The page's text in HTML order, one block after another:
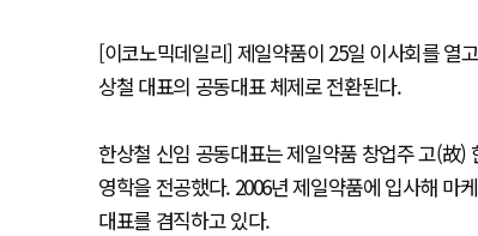
[이코노믹데일리] 제일약품이 25일 이사회를 열
상철 대표의 공동대표 체제로 전환된다.
한상철 신임 공동대표는 제일약품 창업주 고(故
영학을 전공했다. 2006년 제일약품에 입사해 마
대표를 겸직하고 있다.